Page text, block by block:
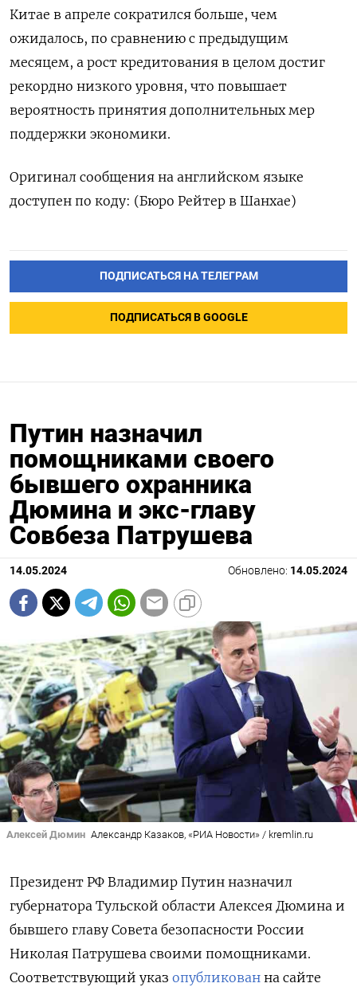
Китае в апреле сократился больше, чем
ожидалось, по сравнению с предыдущим
месяцем, а рост кредитования в целом достиг
рекордно низкого уровня, что повышает
вероятность принятия дополнительных мер
поддержки экономики.
Оригинал сообщения на английском языке
доступен по коду: (Бюро Рейтер в Шанхае)
ПОДПИСАТЬСЯ НА ТЕЛЕГРАМ
ПОДПИСАТЬСЯ В GOOGLE
Путин назначил
помощниками своего
бывшего охранника
Дюмина и экс-главу
Совбеза Патрушева
14.05.2024 Обновлено: 14.05.2024
Алексей Дюмин Александр Казаков, «РИА Новости» / kremlin.ru
Президент РФ Владимир Путин назначил
губернатора Тульской области Алексея Дюмина и
бывшего главу Совета безопасности России
Николая Патрушева своими помощниками.
Соответствующий указ опубликован на сайте